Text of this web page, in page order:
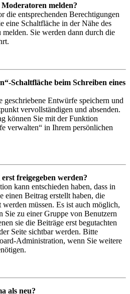
melden?
die entsprechenden Berechtigungen
eine Schaltfläche in der Nähe des
melden. Sie werden dann durch die
Schaltfläche beim Schreiben eines
geschriebene Entwürfe speichern und
vervollständigen und absenden.
können Sie mit der Funktion
verwalten“ in Ihrem persönlichen
freigegeben werden?
kann entschieden haben, dass in
einen Beitrag erstellt haben, die
müssen. Es ist auch möglich,
Sie zu einer Gruppe von Benutzern
sie die Beiträge erst begutachten
Seite sichtbar werden. Bitte
Administration, wenn Sie weitere
als neu?